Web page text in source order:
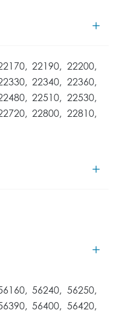
22190, 22200,
22340, 22360,
22510, 22530,
22800, 22810,
56240, 56250,
56400, 56420,